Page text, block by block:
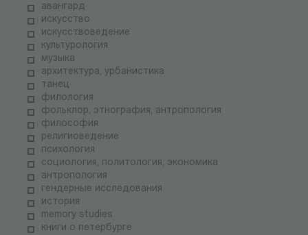
авангард
искусство
искусствоведение
культурология
музыка
архитектура, урбанистика
танец
филология
фольклор, этнография, антропология
философия
религиоведение
психология
социология, политология, экономика
антропология
гендерные исследования
история
memory studies
книги о петербурге